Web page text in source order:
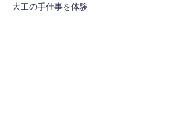
大工の手仕事を体験